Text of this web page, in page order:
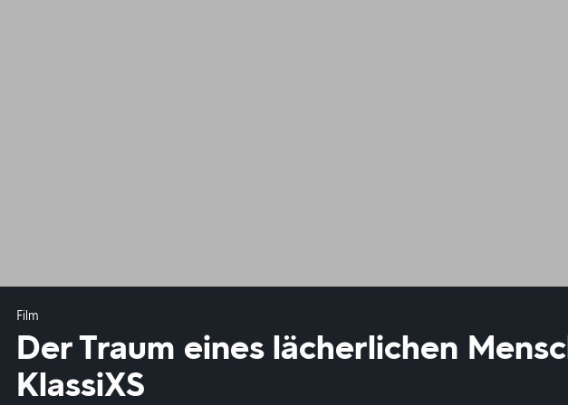
Film
Der Traum eines lächerlichen
KlassiXS